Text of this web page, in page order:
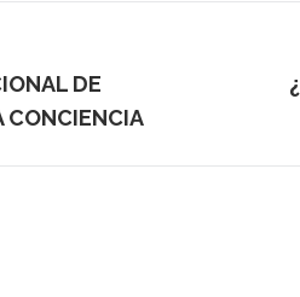
DE
CONCIENCIA